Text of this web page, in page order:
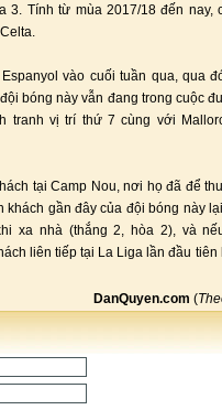
3. Tính từ mùa 2017/18 đến nay,
vào cuối tuần qua, qua
bóng này vẫn đang trong cuộc
tranh vị trí thứ 7 cùng với
tại Camp Nou, nơi họ đã để
khách gần đây của đội bóng này
xa nhà (thắng 2, hòa 2), và
liên tiếp tại La Liga lần đầu tiên
DanQuyen.com (